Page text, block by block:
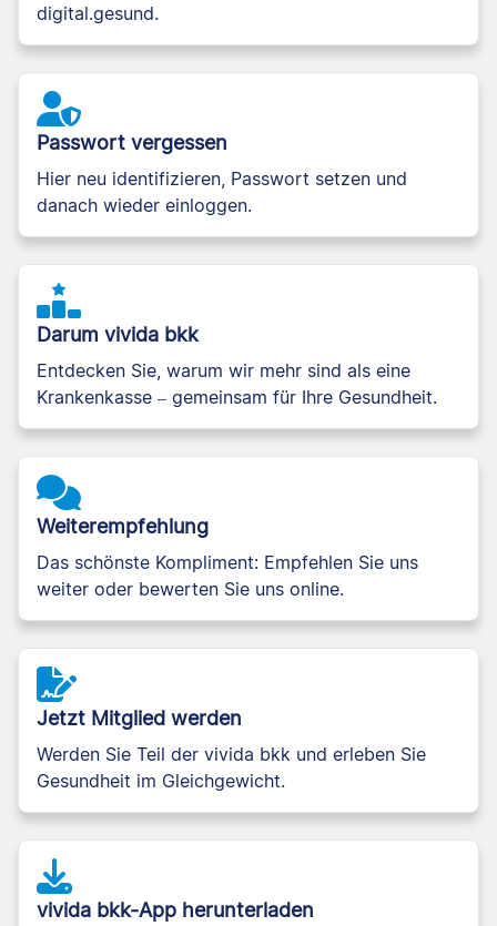
digital.gesund.
Passwort vergessen
Hier neu identifizieren, Passwort setzen und
danach wieder einloggen.
Darum vivida bkk
Entdecken Sie, warum wir mehr sind als eine
Krankenkasse – gemeinsam für Ihre Gesundheit.
Weiterempfehlung
Das schönste Kompliment: Empfehlen Sie uns
weiter oder bewerten Sie uns online.
Jetzt Mitglied werden
Werden Sie Teil der vivida bkk und erleben Sie
Gesundheit im Gleichgewicht.
vivida bkk-App herunterladen